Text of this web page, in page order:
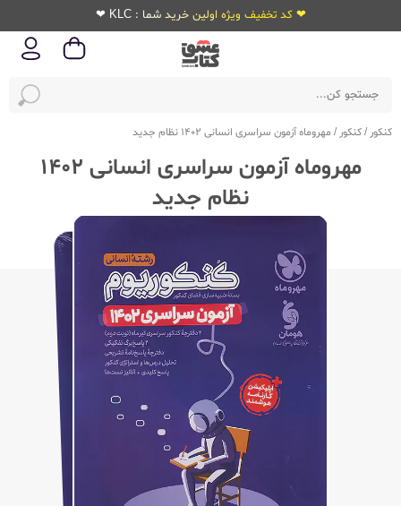
❤ کد تخفیف ویژه اولین خرید شما : KLC ❤
کنکور /کنکور / مهروماه آزمون سراسری انسانی 1402 نظام جدید
مهروماه آزمون سراسری انسانی 1402
نظام جدید